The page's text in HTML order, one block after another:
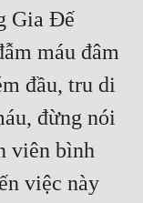
Gia Đế
máu đâm
đầu, tru di
đừng nói
viên bình
việc này